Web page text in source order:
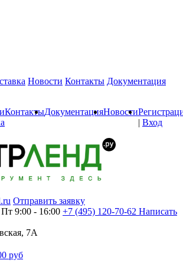
Новости Контакты Документация
КонтактыДокументацияНовости
| Вход
Отправить заявку
9:00 - 16:00 +7 (495) 120-70-62 Написать
7А
руб